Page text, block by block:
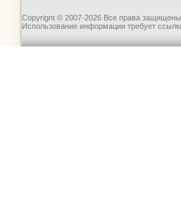
Copyrignt © 2007-2026 Все права
Использование информации требует